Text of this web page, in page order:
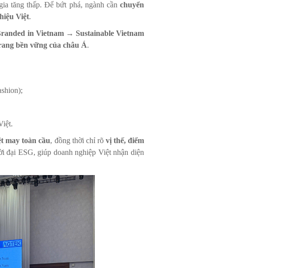
tăng thấp. Để bứt phá, ngành cầnchuyển
Việt.
in Vietnam → Sustainable Vietnam
bền vững của châu Á.
may toàn cầu, đồng thời chỉ rõ vị thế, điểm
đại ESG, giúp doanh nghiệp Việt nhận diện